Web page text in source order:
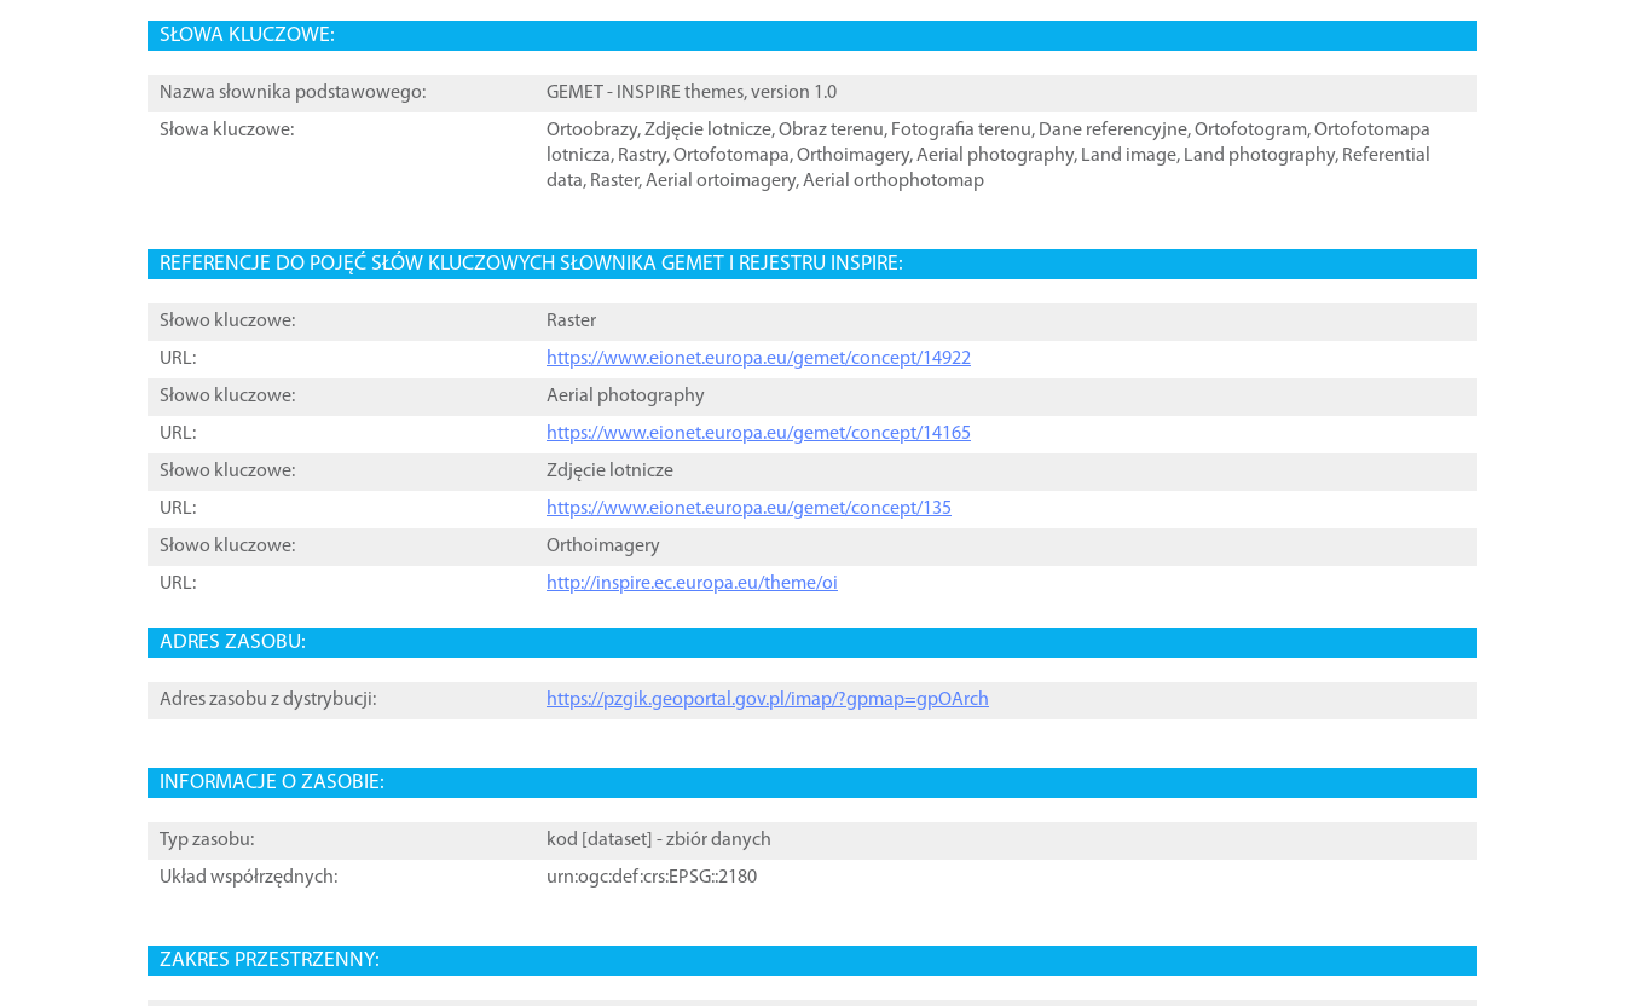
SŁOWA KLUCZOWE:
Nazwa słownika podstawowego:
GEMET - INSPIRE themes, version 1.0
Słowa kluczowe:
Ortoobrazy,Zdjęcie lotnicze,Obraz terenu, Fotografia terenu, Dane referencyjne,Ortofotogram,Ortofotomapa
lotnicza, Rastry,Ortofotomapa,Orthoimagery,Aerial photography, Land image, Land photography, Referential
data, Raster,Aerial ortoimagery,Aerial orthophotomap
REFERENCJE DO POJĘĆ SŁÓW KLUCZOWYCH SŁOWNIKA GEMET I REJESTRU INSPIRE:
Słowo kluczowe:
Raster
URL:
https://www.eionet.europa.eu/gemet/concept/14922
Słowo kluczowe:
Aerial photography
URL:
https://www.eionet.europa.eu/gemet/concept/14165
Słowo kluczowe:
Zdjęcie lotnicze
URL:
https://www.eionet.europa.eu/gemet/concept/135
Słowo kluczowe:
Orthoimagery
URL:
http://inspire.ec.europa.eu/theme/oi
ADRES ZASOBU:
Adres zasobu z dystrybucji: https://pzgik.geoportal.gov.pl/imap/?gpmap=gpOArch
INFORMACJE O ZASOBIE:
Typ zasobu: kod [ dataset ] - zbiór danych
Układ współrzędnych:
urn:ogc:def:crs:EPSG::2180
ZAKRES PRZESTRZENNY: